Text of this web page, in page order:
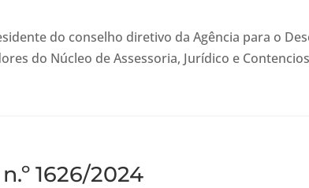
do conselho diretivo da Agência para o
do Núcleo de Assessoria, Jurídico e
1626/2024